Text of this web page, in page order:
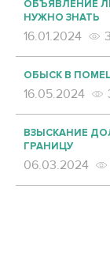
ОБЪЯВЛЕНИЕ
НУЖНО ЗНАТЬ
16.01.2024
ОБЫСК В
16.05.2024
ВЗЫСКАНИЕ
ГРАНИЦУ
06.03.2024